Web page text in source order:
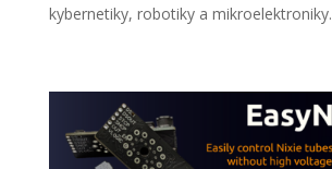
kybernetiky, robotiky a mikroelektroniky.